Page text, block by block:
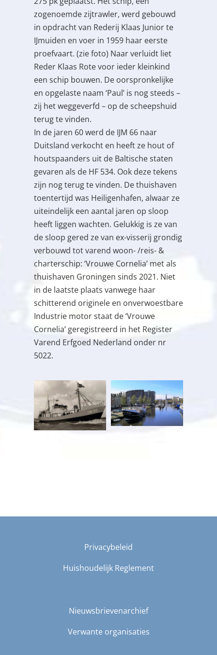
zogenoemde zijtrawler, werd gebouwd
in opdracht van Rederij Klaas Junior te
IJmuiden en voer in 1959 haar eerste
proefvaart. (zie foto) Naar verluidt liet
Reder Klaas Rote voor ieder kleinkind
een schip bouwen. De oorspronkelijke
en opgelaste naam ‘Paul’ is nog steeds –
zij het weggeverfd – op de scheepshuid
terug te vinden.
In de jaren 60 werd de IJM 66 naar
Duitsland verkocht en heeft ze hout of
houtspaanders uit de Baltische staten
gevaren als de HF 534. Ook deze tekens
zijn nog terug te vinden. De thuishaven
toentertijd was Heiligenhafen, alwaar ze
uiteindelijk een aantal jaren op sloop
heeft liggen wachten. Gelukkig is ze van
de sloop gered ze van ex-visserij grondig
verbouwd tot varend woon- /reis- &
charterschip: ‘Vrouwe Cornelia’ met als
thuishaven Groningen sinds 2021. Niet
in de laatste plaats vanwege haar
schitterend originele en onverwoestbare
Industrie motor staat de ‘Vrouwe
Cornelia’ geregistreerd in het Register
Varend Erfgoed Nederland onder nr
5022.
Privacybeleid
Huishoudelijk Reglement
Nieuwsbrievenarchief
Verwante organisaties